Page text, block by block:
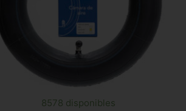
8578 disponibles